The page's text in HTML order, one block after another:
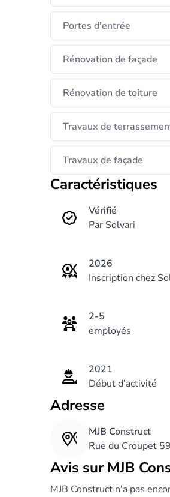
Portes d'entrée
Rénovation de façade
Rénovation de toiture
Travaux de
Travaux de façade
Caractéristiques
Vérifié
Par Solvari
2026
Inscription chez
2-5
employés
2021
Début d’activité
Adresse
MJB Construct
Rue du Croupet
Avis sur MJB
MJB Construct n'a pas